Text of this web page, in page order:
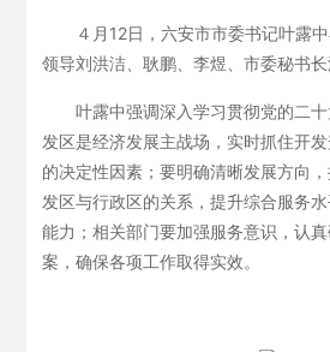
４月12日，六安市市委书记叶露中
领导刘洪洁、耿鹏、李煜、市委秘书长
叶露中强调深入学习贯彻党的二十
发区是经济发展主战场，实时抓住开
的决定性因素；要明确清晰发展方向
发区与行政区的关系，提升综合服务
能力；相关部门要加强服务意识，认
案，确保各项工作取得实效。